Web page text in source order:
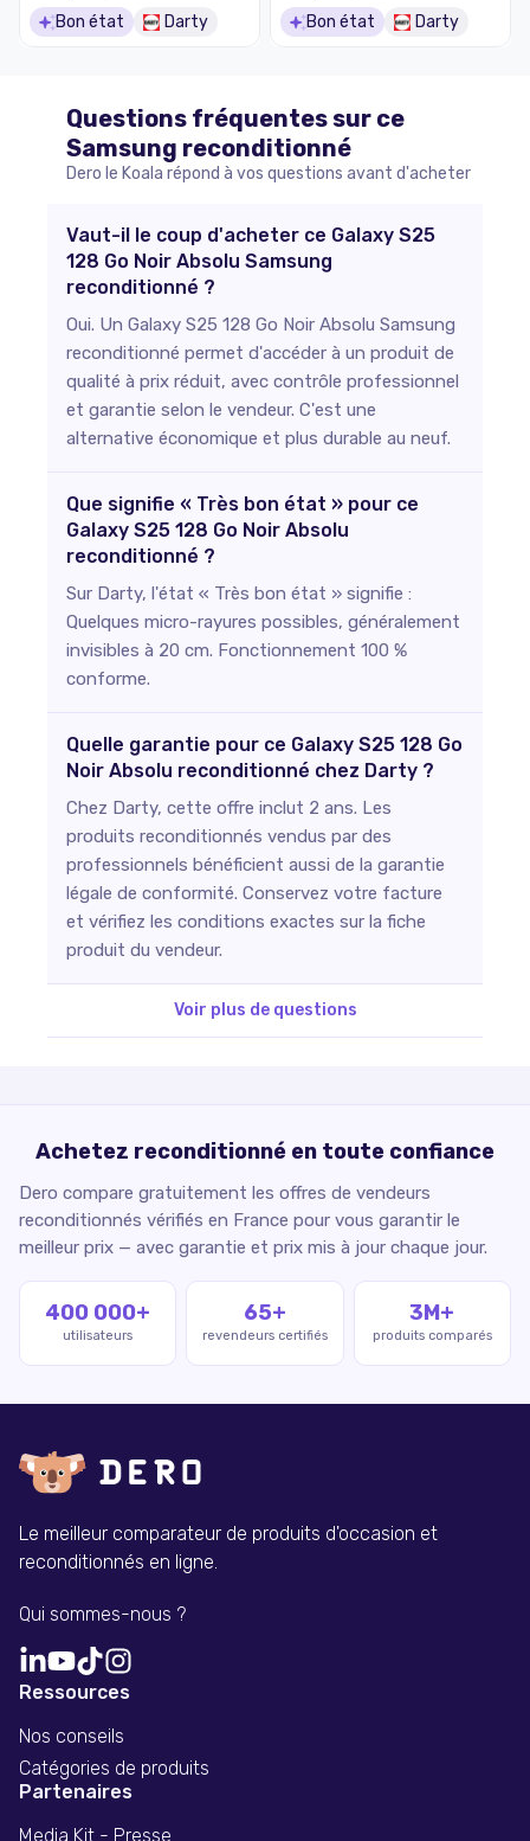
Bon état Darty Bon état Darty
Questions fréquentes sur ce
Samsung reconditionné
Dero le Koala répond à vos questions avant d'acheter
Vaut-il le coup d'acheter ce Galaxy S25
128 Go Noir Absolu Samsung
reconditionné ?
Oui. Un Galaxy S25 128 Go Noir Absolu Samsung
reconditionné permet d'accéder à un produit de
qualité à prix réduit, avec contrôle professionnel
et garantie selon le vendeur. C'est une
alternative économique et plus durable au neuf.
Que signifie « Très bon état » pour ce
Galaxy S25 128 Go Noir Absolu
reconditionné ?
Sur Darty, l'état « Très bon état » signifie :
Quelques micro-rayures possibles, généralement
invisibles à 20 cm. Fonctionnement 100 %
conforme.
Quelle garantie pour ce Galaxy S25 128 Go
Noir Absolu reconditionné chez Darty ?
Chez Darty, cette offre inclut 2 ans. Les
produits reconditionnés vendus par des
professionnels bénéficient aussi de la garantie
légale de conformité. Conservez votre facture
et vérifiez les conditions exactes sur la fiche
produit du vendeur.
Voir plus de questions
Achetez reconditionné en toute confiance
Dero compare gratuitement les offres de vendeurs
reconditionnés vérifiés en France pour vous garantir le
meilleur prix — avec garantie et prix mis à jour chaque jour.
400 000+
utilisateurs
65+
revendeurs certifiés
3M+
produits comparés
Le meilleur comparateur de produits d'occasion et
reconditionnés en ligne.
Qui sommes-nous ?
Ressources
Nos conseils
Catégories de produits
Partenaires
Media Kit - Presse